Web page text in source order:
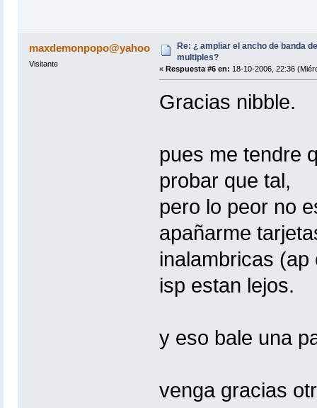
maxdemonpopo@yahoo
Visitante
Re: ¿ ampliar el ancho de banda
multiples?
« Respuesta #6 en: 18-10-2006, 22:36
Gracias nibble.
pues me tendre
probar que tal,
pero lo peor no
apañarme
inalambricas
isp estan lejos.
y eso bale una
venga gracias